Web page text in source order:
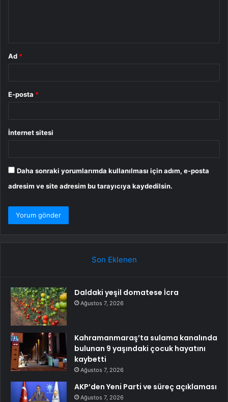
Ad *
E-posta *
İnternet sitesi
Daha sonraki yorumlarımda kullanılması için adım, e-posta
adresim ve site adresim bu tarayıcıya kaydedilsin.
Son Eklenen
Daldaki yeşil domatese İcra
Ağustos 7, 2026
Kahramanmaraş’ta sulama kanalında
bulunan 9 yaşındaki çocuk hayatını
kaybetti
Ağustos 7, 2026
AKP’den Yeni Parti ve süreç açıklaması
Ağustos 7, 2026